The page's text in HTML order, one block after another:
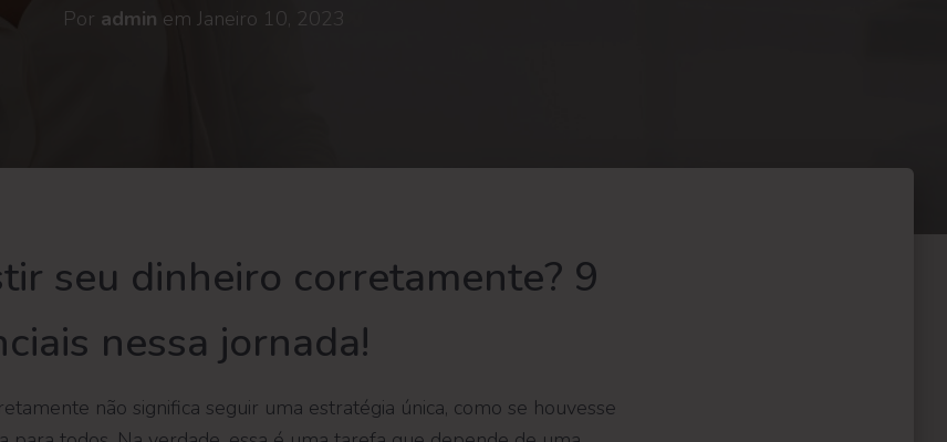
Por admin em Janeiro 10, 2023
seu dinheiro corretamente? 9
nessa jornada!
não significa seguir uma estratégia única, como se houvesse